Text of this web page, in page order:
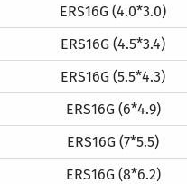
ERS16G (4.0*3.0)
ERS16G (4.5*3.4)
ERS16G (5.5*4.3)
ERS16G (6*4.9)
ERS16G (7*5.5)
ERS16G (8*6.2)